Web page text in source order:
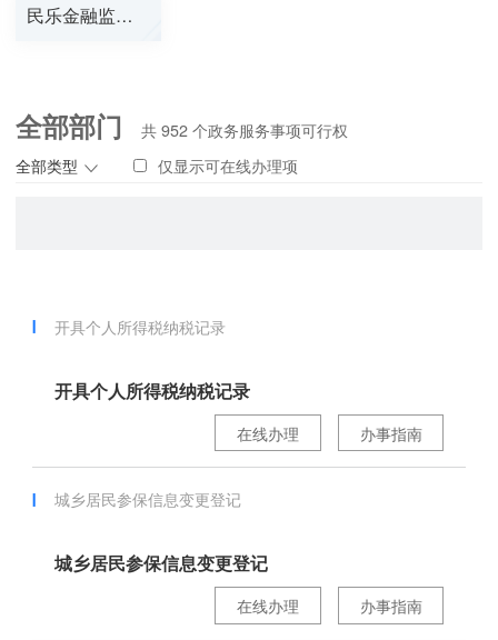
民乐金融监管支...
全部部门
全部类型
共952 个政务服务事项可行权
仅显示可在线办理项
开具个人所得税纳税记录
开具个人所得税纳税记录
办事指南
在线办理
城乡居民参保信息变更登记
城乡居民参保信息变更登记
办事指南
在线办理